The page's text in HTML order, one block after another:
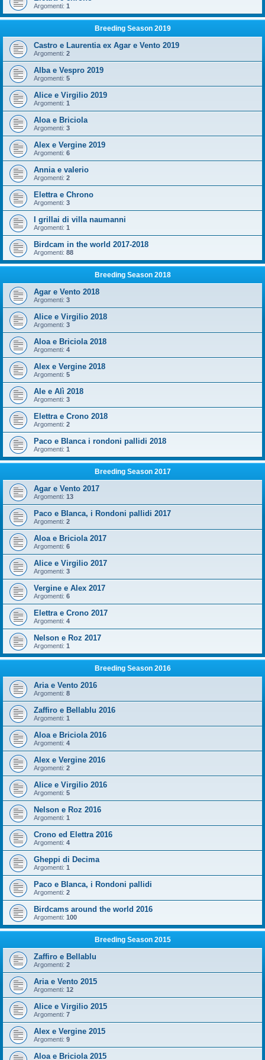
Argomenti: 1
Breeding Season 2019
Castro e Laurentia ex Agar e Vento 2019
Argomenti: 2
Alba e Vespro 2019
Argomenti: 5
Alice e Virgilio 2019
Argomenti: 1
Aloa e Briciola
Argomenti: 3
Alex e Vergine 2019
Argomenti: 6
Annia e valerio
Argomenti: 2
Elettra e Chrono
Argomenti: 3
I grillai di villa naumanni
Argomenti: 1
Birdcam in the world 2017-2018
Argomenti: 88
Breeding Season 2018
Agar e Vento 2018
Argomenti: 3
Alice e Virgilio 2018
Argomenti: 3
Aloa e Briciola 2018
Argomenti: 4
Alex e Vergine 2018
Argomenti: 5
Ale e Alì 2018
Argomenti: 3
Elettra e Crono 2018
Argomenti: 2
Paco e Blanca i rondoni pallidi 2018
Argomenti: 1
Breeding Season 2017
Agar e Vento 2017
Argomenti: 13
Paco e Blanca, i Rondoni pallidi 2017
Argomenti: 2
Aloa e Briciola 2017
Argomenti: 6
Alice e Virgilio 2017
Argomenti: 3
Vergine e Alex 2017
Argomenti: 6
Elettra e Crono 2017
Argomenti: 4
Nelson e Roz 2017
Argomenti: 1
Breeding Season 2016
Aria e Vento 2016
Argomenti: 8
Zaffiro e Bellablu 2016
Argomenti: 1
Aloa e Briciola 2016
Argomenti: 4
Alex e Vergine 2016
Argomenti: 2
Alice e Virgilio 2016
Argomenti: 5
Nelson e Roz 2016
Argomenti: 1
Crono ed Elettra 2016
Argomenti: 4
Gheppi di Decima
Argomenti: 1
Paco e Blanca, i Rondoni pallidi
Argomenti: 2
Birdcams around the world 2016
Argomenti: 100
Breeding Season 2015
Zaffiro e Bellablu
Argomenti: 2
Aria e Vento 2015
Argomenti: 12
Alice e Virgilio 2015
Argomenti: 7
Alex e Vergine 2015
Argomenti: 9
Aloa e Briciola 2015